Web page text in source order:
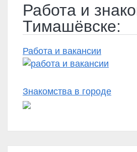
Работа и
Тимашёвске:
Работа и вакансии
Знакомства в городе